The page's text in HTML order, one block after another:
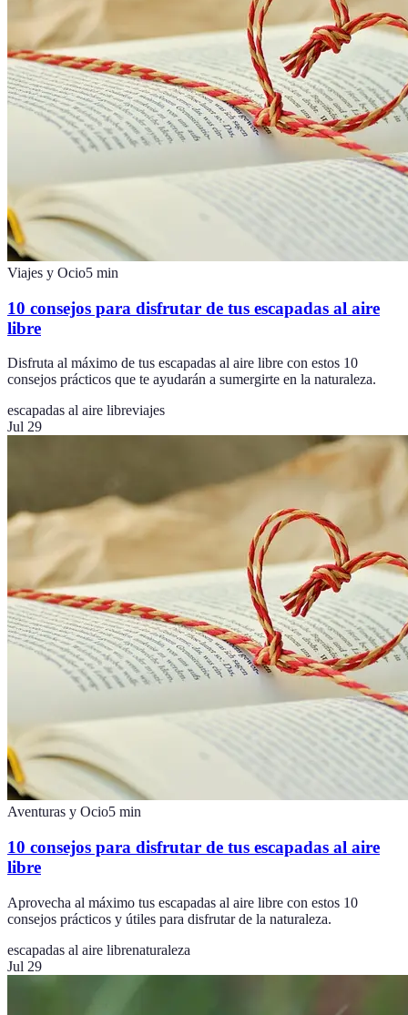
Viajes y Ocio5 min
10 consejos para disfrutar de tus escapadas al aire
libre
Disfruta al máximo de tus escapadas al aire libre con estos 10
consejos prácticos que te ayudarán a sumergirte en la naturaleza.
escapadas al aire libreviajes
Jul 29
Aventuras y Ocio5 min
10 consejos para disfrutar de tus escapadas al aire
libre
Aprovecha al máximo tus escapadas al aire libre con estos 10
consejos prácticos y útiles para disfrutar de la naturaleza.
escapadas al aire librenaturaleza
Jul 29